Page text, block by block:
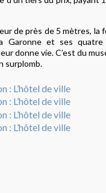
de près de 5 mètres,
Garonne et ses quatre
donne vie. C’est du
surplomb.